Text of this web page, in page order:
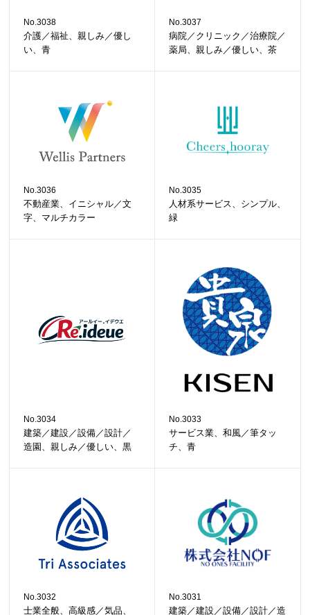
No.3038
介護／福祉、親しみ／優し
い、青
No.3037
病院／クリニック／治療院／
薬局、親しみ／優しい、茶
No.3036
不動産業、イニシャル／文
字、マルチカラー
No.3035
人材系サービス、シンプル、
緑
No.3034
建築／建設／設備／設計／
造園、親しみ／優しい、黒
No.3033
サービス業、和風／筆タッ
チ、青
No.3032
士業全般、高級感／気品、
No.3031
建築／建設／設備／設計／造